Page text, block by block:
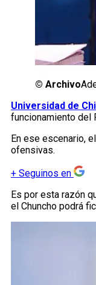
© Archivo
Universidad de
funcionamiento del
En ese escenario,
ofensivas.
+ Seguinos en
Es por esta razón
el Chuncho podrá